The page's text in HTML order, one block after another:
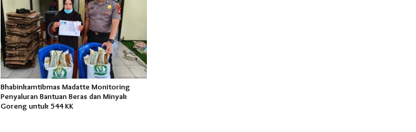
Bhabinkamtibmas Madatte Monitoring
Penyaluran Bantuan Beras dan Minyak
Goreng untuk 544 KK